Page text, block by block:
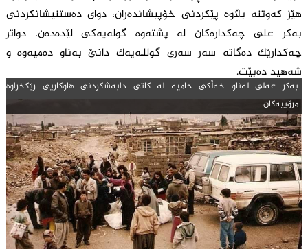
هێز کەوتنە بڵاوە پێکردنی خۆپیشاندەران، دوای دەستنیشانکردنی
بەکر علی چەکدارەکان لە پشتەوە گولەیەکی لێدەدەن، دواتر
چەکدارێک دەگاتە سەر سەری گوللـەیەک دانێ بەناو دەمیەوە و
شەهید دەبێت.
به‌كر عه‌لى له‌ناو خەڵکی حامیە لە کاتی دابەشکردنی هاوكاریی رێكخراوه‌
مرۆییه‌كان